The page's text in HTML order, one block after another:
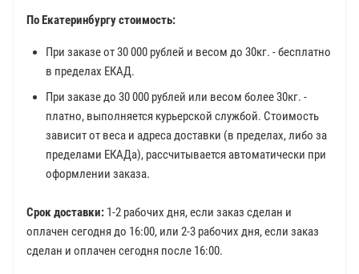
По Екатеринбургу стоимость:
При заказе от 30 000 рублей и весом до 30кг. - бесплатно
в пределах ЕКАД.
При заказе до 30 000 рублей или весом более 30кг. -
платно, выполняется курьерской службой. Стоимость
зависит от веса и адреса доставки (в пределах, либо за
пределами ЕКАДа), рассчитывается автоматически при
оформлении заказа.
Срок доставки: 1-2 рабочих дня, если заказ сделан и
оплачен сегодня до 16:00, или 2-3 рабочих дня, если заказ
сделан и оплачен сегодня после 16:00.